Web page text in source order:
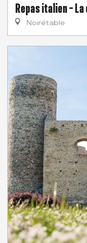
Repas italien - La
Noirétable